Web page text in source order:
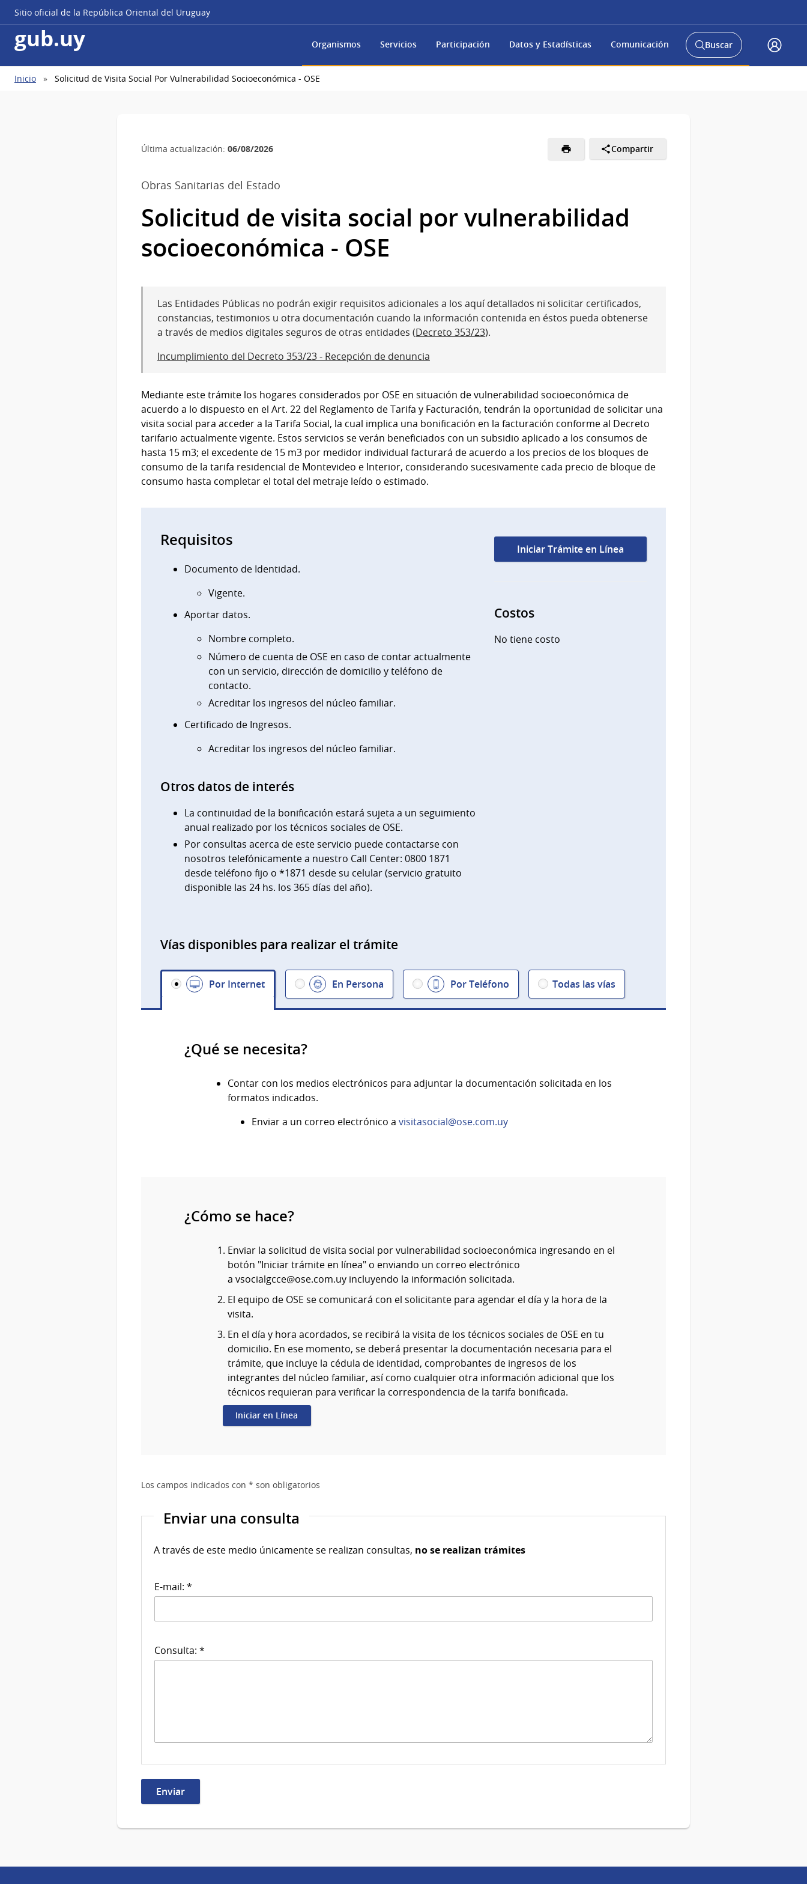
Sitio oficial de la República Oriental del Uruguay
gub.uy Organismos Servicios Participación Datos y Estadísticas Comunicación
Abrir
buscador
Buscar
Acceso
Ruta
Inicio Solicitud de Visita Social Por Vulnerabilidad Socioeconómica - OSE
Última actualización: 06/08/2026 Compartir
Obras Sanitarias del Estado
Solicitud de visita social por vulnerabilidad
socioeconómica - OSE
Las Entidades Públicas no podrán exigir requisitos adicionales a los aquí detallados ni solicitar certificados,
constancias, testimonios u otra documentación cuando la información contenida en éstos pueda obtenerse
a través de medios digitales seguros de otras entidades (Decreto 353/23).
Incumplimiento del Decreto 353/23 - Recepción de denuncia
Mediante este trámite los hogares considerados por OSE en situación de vulnerabilidad socioeconómica de
acuerdo a lo dispuesto en el Art. 22 del Reglamento de Tarifa y Facturación, tendrán la oportunidad de solicitar una
visita social para acceder a la Tarifa Social, la cual implica una bonificación en la facturación conforme al Decreto
tarifario actualmente vigente. Estos servicios se verán beneficiados con un subsidio aplicado a los consumos de
hasta 15 m3; el excedente de 15 m3 por medidor individual facturará de acuerdo a los precios de los bloques de
consumo de la tarifa residencial de Montevideo e Interior, considerando sucesivamente cada precio de bloque de
consumo hasta completar el total del metraje leído o estimado.
Requisitos
Documento de Identidad.
Vigente.
Aportar datos.
Nombre completo.
Número de cuenta de OSE en caso de contar actualmente
con un servicio, dirección de domicilio y teléfono de
contacto.
Acreditar los ingresos del núcleo familiar.
Certificado de Ingresos.
Acreditar los ingresos del núcleo familiar.
Otros datos de interés
La continuidad de la bonificación estará sujeta a un seguimiento
anual realizado por los técnicos sociales de OSE.
Por consultas acerca de este servicio puede contactarse con
nosotros telefónicamente a nuestro Call Center: 0800 1871
desde teléfono fijo o *1871 desde su celular (servicio gratuito
disponible las 24 hs. los 365 días del año).
Iniciar Trámite en Línea
Costos
No tiene costo
Vías disponibles para realizar el trámite
Por Internet En Persona Por Teléfono Todas las vías
¿Qué se necesita?
Contar con los medios electrónicos para adjuntar la documentación solicitada en los
formatos indicados.
Enviar a un correo electrónico a visitasocial@ose.com.uy
¿Cómo se hace?
Enviar la solicitud de visita social por vulnerabilidad socioeconómica ingresando en el
botón "Iniciar trámite en línea" o enviando un correo electrónico
a vsocialgcce@ose.com.uy incluyendo la información solicitada.
El equipo de OSE se comunicará con el solicitante para agendar el día y la hora de la
visita.
En el día y hora acordados, se recibirá la visita de los técnicos sociales de OSE en tu
domicilio. En ese momento, se deberá presentar la documentación necesaria para el
trámite, que incluye la cédula de identidad, comprobantes de ingresos de los
integrantes del núcleo familiar, así como cualquier otra información adicional que los
técnicos requieran para verificar la correspondencia de la tarifa bonificada.
Iniciar en Línea
Los campos indicados con * son obligatorios
Enviar una consulta
A través de este medio únicamente se realizan consultas, no se realizan trámites
E-mail: *
Consulta: *